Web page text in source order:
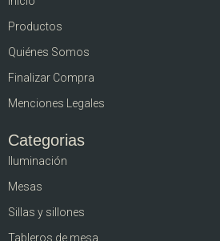
Productos
Quiénes Somos
Finalizar Compra
Menciones Legales
Categorias
Iluminación
Mesas
Sillas y sillones
Tableros de mesa